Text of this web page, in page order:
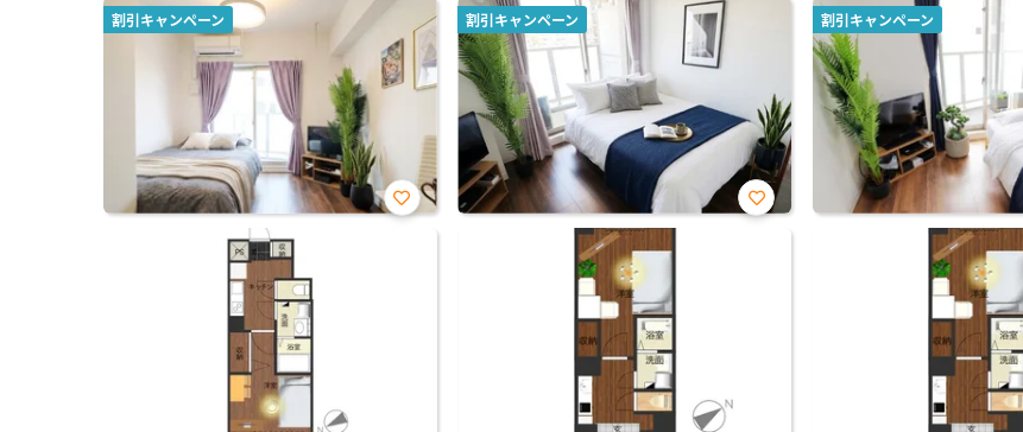
割引キャンペーン
お気
割引キャンペーン
お気
割引キャンペーン